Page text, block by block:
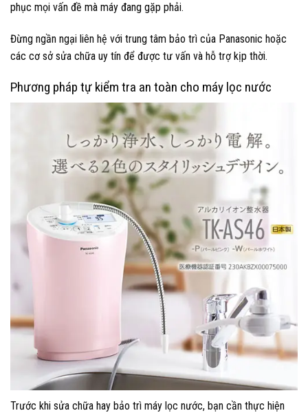
phục mọi vấn đề mà máy đang gặp phải.
Đừng ngần ngại liên hệ với trung tâm bảo trì của Panasonic hoặc
các cơ sở sửa chữa uy tín để được tư vấn và hỗ trợ kịp thời.
Phương pháp tự kiểm tra an toàn cho máy lọc nước
Trước khi sửa chữa hay bảo trì máy lọc nước, bạn cần thực hiện